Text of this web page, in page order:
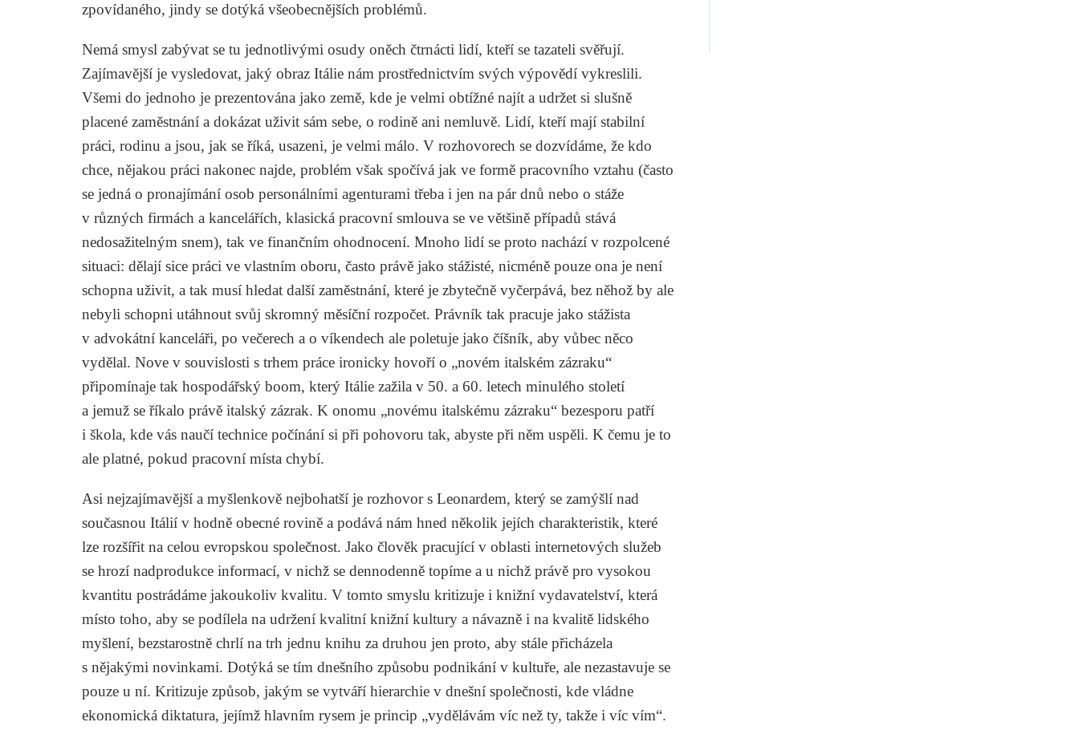
zpovídaného, jindy se dotýká všeobecnějších problémů.
Nemá smysl zabývat se tu jednotlivými osudy oněch čtrnácti lidí, kteří se tazateli svěřují.
Zajímavější je vysledovat, jaký obraz Itálie nám prostřednictvím svých výpovědí vykreslili.
Všemi do jednoho je prezentována jako země, kde je velmi obtížné najít a udržet si slušně
placené zaměstnání a dokázat uživit sám sebe, o rodině ani nemluvě. Lidí, kteří mají stabilní
práci, rodinu a jsou, jak se říká, usazeni, je velmi málo. V rozhovorech se dozvídáme, že kdo
chce, nějakou práci nakonec najde, problém však spočívá jak ve formě pracovního vztahu (často
se jedná o pronajímání osob personálními agenturami třeba i jen na pár dnů nebo o stáže
v různých firmách a kancelářích, klasická pracovní smlouva se ve většině případů stává
nedosažitelným snem), tak ve finančním ohodnocení. Mnoho lidí se proto nachází v rozpolcené
situaci: dělají sice práci ve vlastním oboru, často právě jako stážisté, nicméně pouze ona je není
schopna uživit, a tak musí hledat další zaměstnání, které je zbytečně vyčerpává, bez něhož by ale
nebyli schopni utáhnout svůj skromný měsíční rozpočet. Právník tak pracuje jako stážista
v advokátní kanceláři, po večerech a o víkendech ale poletuje jako číšník, aby vůbec něco
vydělal. Nove v souvislosti s trhem práce ironicky hovoří o „novém italském zázraku“
připomínaje tak hospodářský boom, který Itálie zažila v 50. a 60. letech minulého století
a jemuž se říkalo právě italský zázrak. K onomu „novému italskému zázraku“ bezesporu patří
i škola, kde vás naučí technice počínání si při pohovoru tak, abyste při něm uspěli. K čemu je to
ale platné, pokud pracovní místa chybí.
Asi nejzajímavější a myšlenkově nejbohatší je rozhovor s Leonardem, který se zamýšlí nad
současnou Itálií v hodně obecné rovině a podává nám hned několik jejích charakteristik, které
lze rozšířit na celou evropskou společnost. Jako člověk pracující v oblasti internetových služeb
se hrozí nadprodukce informací, v nichž se dennodenně topíme a u nichž právě pro vysokou
kvantitu postrádáme jakoukoliv kvalitu. V tomto smyslu kritizuje i knižní vydavatelství, která
místo toho, aby se podílela na udržení kvalitní knižní kultury a návazně i na kvalitě lidského
myšlení, bezstarostně chrlí na trh jednu knihu za druhou jen proto, aby stále přicházela
s nějakými novinkami. Dotýká se tím dnešního způsobu podnikání v kultuře, ale nezastavuje se
pouze u ní. Kritizuje způsob, jakým se vytváří hierarchie v dnešní společnosti, kde vládne
ekonomická diktatura, jejímž hlavním rysem je princip „vydělávám víc než ty, takže i víc vím“.